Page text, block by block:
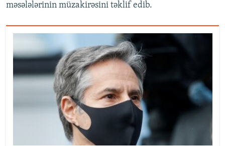
məsələlərinin müzakirəsini təklif edib.